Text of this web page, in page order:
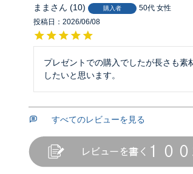
まま 10 購入者 50代 女性
投稿日
2026/06/08
プレゼントでの購入でしたが長さも素
したいと思います。
すべてのレビューを見る